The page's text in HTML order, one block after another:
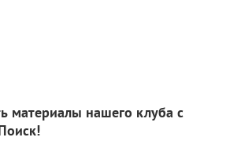
материалы нашего клуба с